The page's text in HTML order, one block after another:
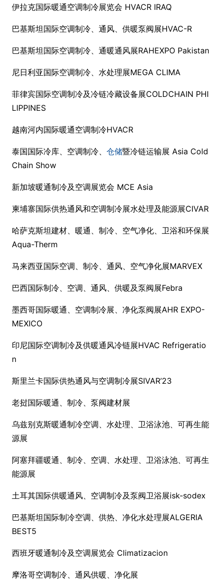
伊拉克国际暖通空调制冷展览会 HVACR IRAQ
巴基斯坦国际空调制冷、通风、供暖泵阀展HVAC-R
巴基斯坦国际空调制冷、通暖通风展RAHEXPO Pakistan
尼日利亚国际空调制冷、水处理展MEGA CLIMA
菲律宾国际空调制冷及冷链冷藏设备展COLDCHAIN PHI
LIPPINES
越南河内国际暖通空调制冷HVACR
泰国国际冷库、空调制冷、 仓储暨冷链运输展 Asia Cold
Chain Show
新加坡暖通制冷及空调展览会 MCE Asia
柬埔寨国际供热通风和空调制冷展水处理及能源展CIVAR
哈萨克斯坦建材、暖通、制冷、空气净化、卫浴和环保展
Aqua-Therm
马来西亚国际空调、制冷、通风、空气净化展MARVEX
巴西国际制冷、空调、通风、供暖及泵阀展Febra
墨西哥国际暖通、空调制冷展、净化泵阀展AHR EXPO-
MEXICO
印尼国际空调制冷及供暖通风冷链展HVAC Refrigeratio
n
斯里兰卡国际供热通风与空调制冷展SIVAR’23
老挝国际暖通、制冷、泵阀建材展
乌兹别克斯暖通制冷空调、水处理、卫浴泳池、可再生能
源展
阿塞拜疆暖通、制冷、空调、水处理、卫浴泳池、可再生
能源展
土耳其国际供暖通风、空调制冷及泵阀卫浴展isk-sodex
巴基斯坦国际制冷空调、供热、净化水处理展ALGERIA
BEST5
西班牙暖通制冷及空调展览会 Climatizacion
摩洛哥空调制冷、通风供暖、净化展